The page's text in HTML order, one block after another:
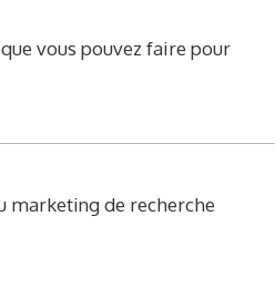
vous pouvez faire pour
marketing de recherche